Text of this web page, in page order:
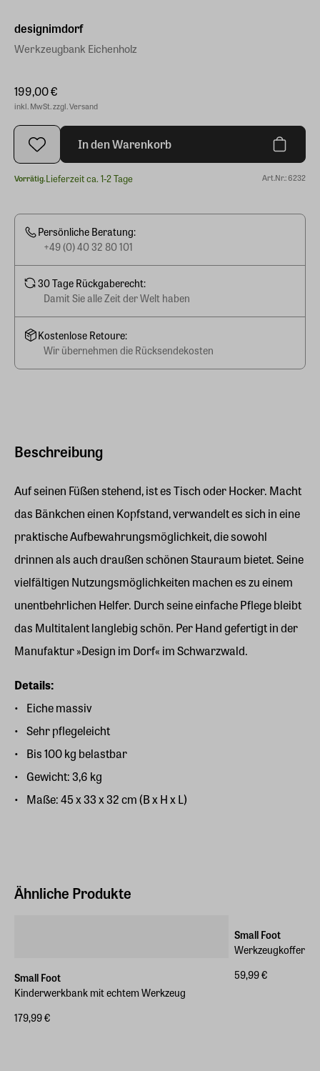
Beschreibung
Auf seinen Füßen stehend, ist es Tisch oder Hocker. Macht
das Bänkchen einen Kopfstand, verwandelt es sich in eine
praktische Aufbewahrungsmöglichkeit, die sowohl
drinnen als auch draußen schönen Stauraum bietet. Seine
vielfältigen Nutzungsmöglichkeiten machen es zu einem
unentbehrlichen Helfer. Durch seine einfache Pflege bleibt
das Multitalent langlebig schön. Per Hand gefertigt in der
Manufaktur »Design im Dorf« im Schwarzwald.
Details:
Eiche massiv
Sehr pflegeleicht
Bis 100 kg belastbar
Gewicht: 3,6 kg
Maße: 45 x 33 x 32 cm (B x H x L)
designimdorf
Werkzeugbank Eichenholz
199,00 €
inkl. MwSt. zzgl. Versand
In den Warenkorb
Vorrätig.Lieferzeit ca. 1-2 Tage Art.Nr.: 6232
Persönliche Beratung:
+49 (0) 40 32 80 101
30 Tage Rückgaberecht:
Damit Sie alle Zeit der Welt haben
Kostenlose Retoure:
Wir übernehmen die Rücksendekosten
Ähnliche Produkte
Small Foot
Kinderwerkbank mit echtem Werkzeug
179,99 €
Small Foot
Werkzeugkoffer
59,99 €